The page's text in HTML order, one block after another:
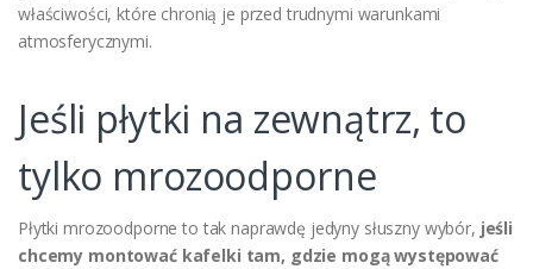
właściwości, które chronią je przed trudnymi warunkami
atmosferycznymi.
Jeśli płytki na zewnątrz, to
tylko mrozoodporne
Płytki mrozoodporne to tak naprawdę jedyny słuszny wybór, jeśli
chcemy montować kafelki tam, gdzie mogą występować